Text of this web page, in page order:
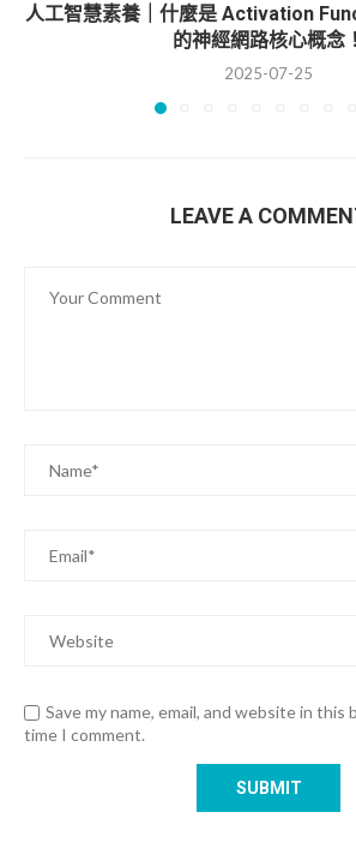
人工智慧素養｜什麼是 Activation
的神經網路核心概念！
2025-07-25
LEAVE A
Save my name, email, and website in
time I comment.